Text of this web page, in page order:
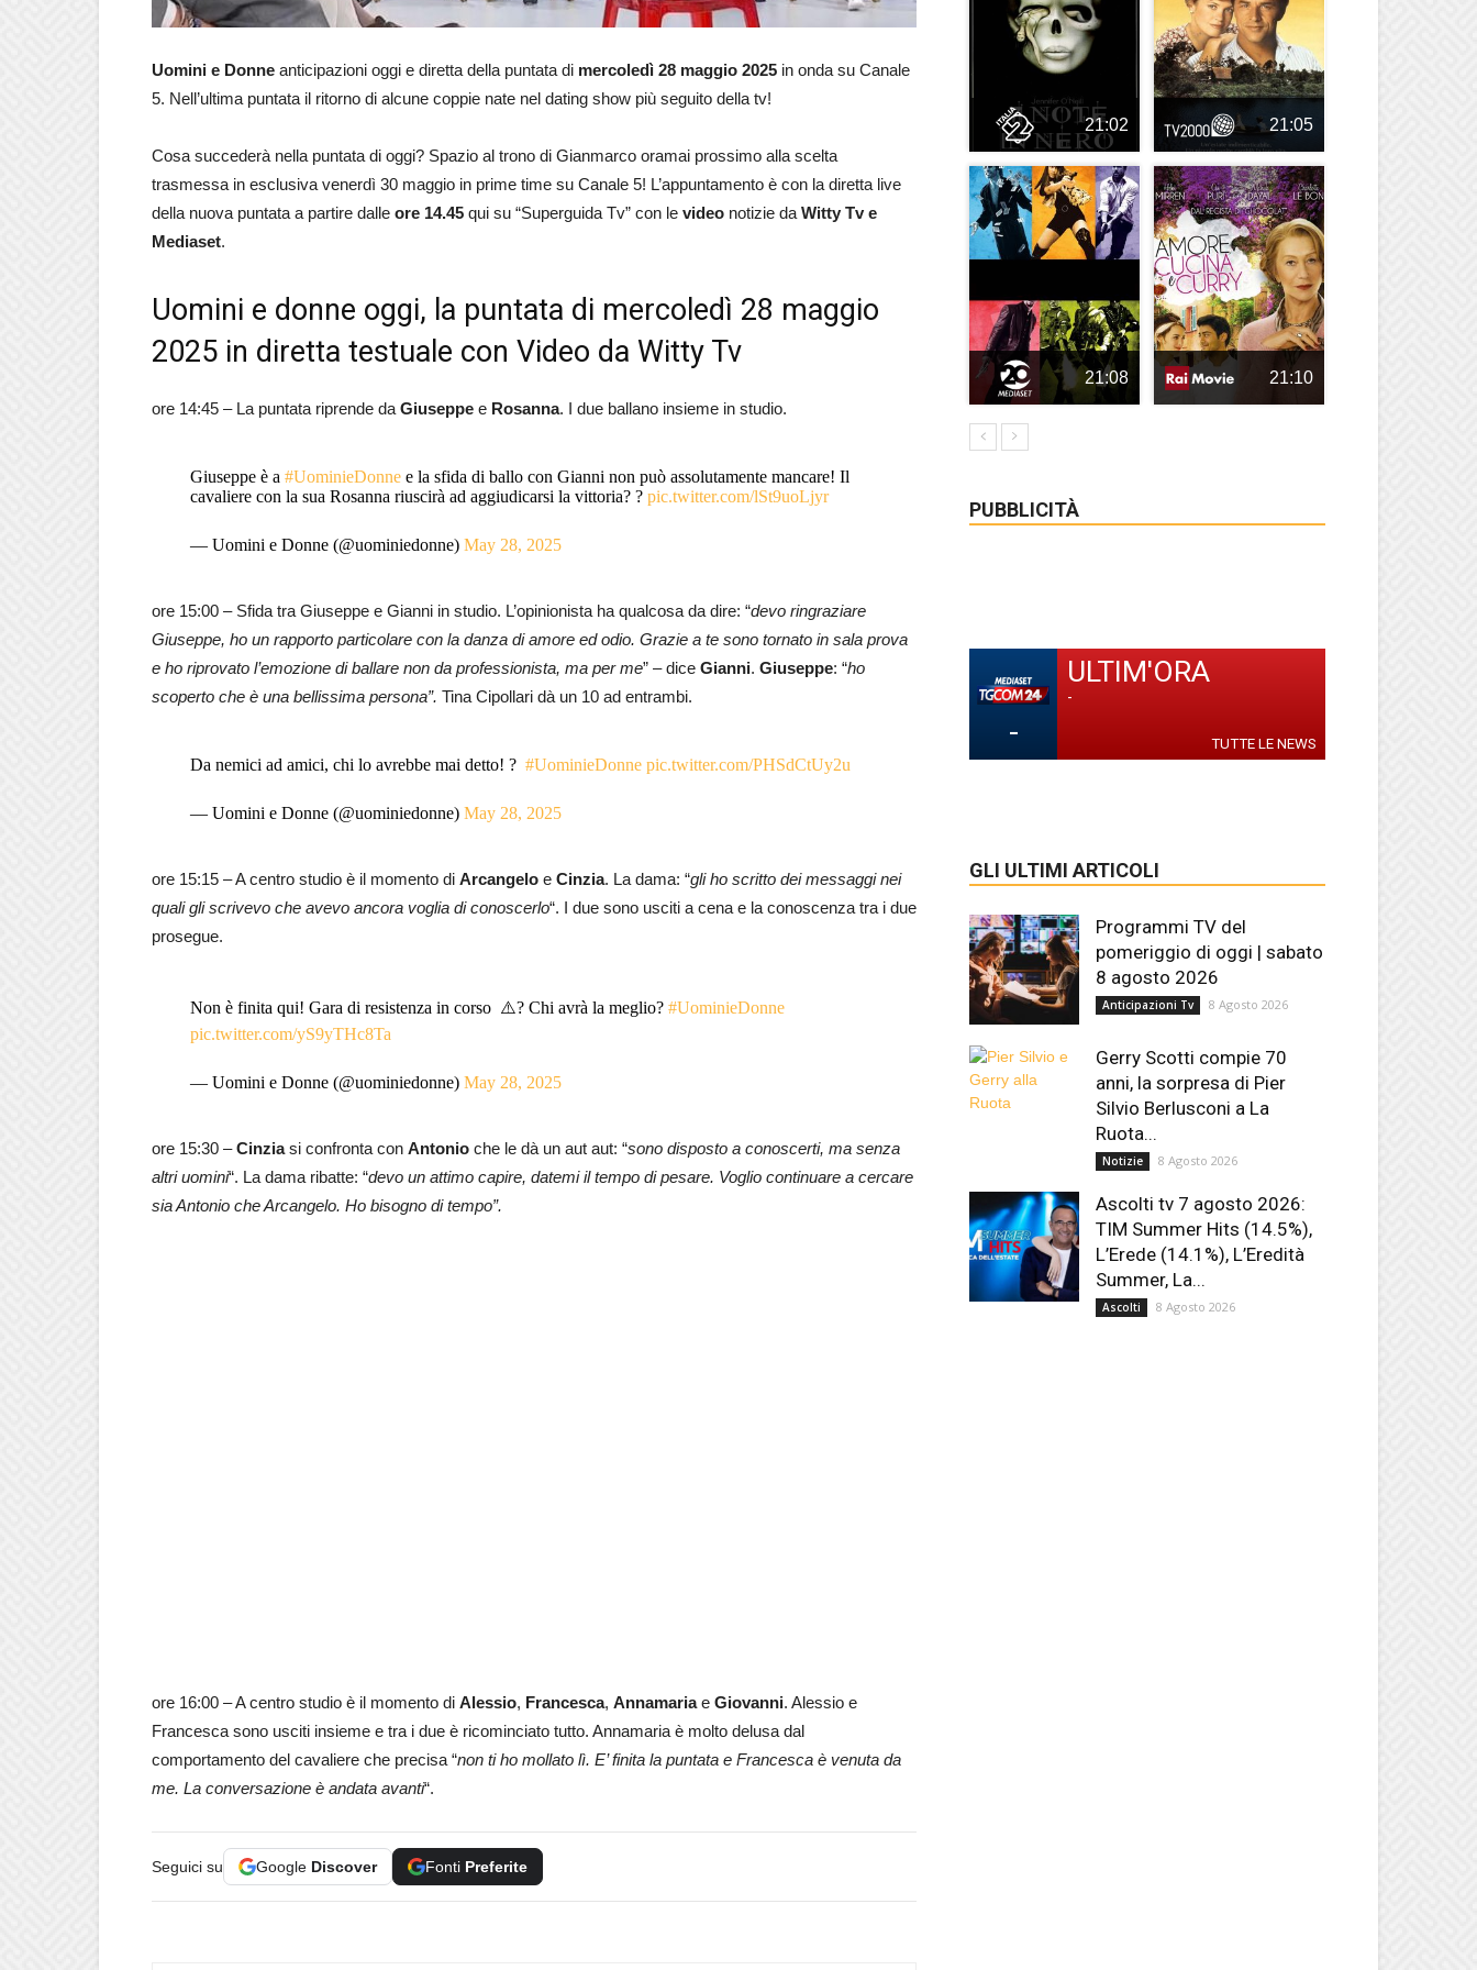
Uomini e Donne anticipazioni oggi e diretta della puntata di mercoledì 28 maggio 2025 in onda su Canale
5. Nell’ultima puntata il ritorno di alcune coppie nate nel dating show più seguito della tv!
Cosa succederà nella puntata di oggi? Spazio al trono di Gianmarco oramai prossimo alla scelta
trasmessa in esclusiva venerdì 30 maggio in prime time su Canale 5! L’appuntamento è con la diretta live
della nuova puntata a partire dalle ore 14.45 qui su “Superguida Tv” con le video notizie da Witty Tv e
Mediaset.
Uomini e donne oggi, la puntata di mercoledì 28 maggio
2025 in diretta testuale con Video da Witty Tv
ore 14:45 – La puntata riprende da Giuseppe e Rosanna. I due ballano insieme in studio.
Giuseppe è a #UominieDonnee la sfida di ballo con Gianni non può assolutamente mancare! Il
cavaliere con la sua Rosanna riuscirà ad aggiudicarsi la vittoria? ? pic.twitter.com/lSt9uoLjyr
— Uomini e Donne (@uominiedonne) May 28, 2025
ore 15:00 – Sfida tra Giuseppe e Gianni in studio. L’opinionista ha qualcosa da dire: “devo ringraziare
Giuseppe, ho un rapporto particolare con la danza di amore ed odio. Grazie a te sono tornato in sala prova
e ho riprovato l’emozione di ballare non da professionista, ma per me” – dice Gianni. Giuseppe: “ho
scoperto che è una bellissima persona”. Tina Cipollari dà un 10 ad entrambi.
Da nemici ad amici, chi lo avrebbe mai detto! ? #UominieDonne pic.twitter.com/PHSdCtUy2u
— Uomini e Donne (@uominiedonne) May 28, 2025
ore 15:15 – A centro studio è il momento di Arcangelo e Cinzia. La dama: “gli ho scritto dei messaggi nei
quali gli scrivevo che avevo ancora voglia di conoscerlo“. I due sono usciti a cena e la conoscenza tra i due
prosegue.
Non è finita qui! Gara di resistenza in corso ⚠️? Chi avrà la meglio? #UominieDonne
pic.twitter.com/yS9yTHc8Ta
— Uomini e Donne (@uominiedonne) May 28, 2025
ore 15:30 –Cinziasi confronta con Antonio che le dà un aut aut: “sono disposto a conoscerti, ma senza
altri uomini“. La dama ribatte: “devo un attimo capire, datemi il tempo di pesare. Voglio continuare a cercare
sia Antonio che Arcangelo. Ho bisogno di tempo”.
ore 16:00 – A centro studio è il momento di Alessio, Francesca, Annamariae Giovanni. Alessio e
Francesca sono usciti insieme e tra i due è ricominciato tutto. Annamaria è molto delusa dal
comportamento del cavaliere che precisa “non ti ho mollato lì. E’ finita la puntata e Francesca è venuta da
me. La conversazione è andata avanti“.
Seguici su Google Discover Fonti Preferite
21:02 21:05
21:08 21:10
PUBBLICITÀ
-
ULTIM'ORA
-
TUTTE LE NEWS
GLI ULTIMI ARTICOLI
Programmi TV del
pomeriggio di oggi | sabato
8 agosto 2026
Anticipazioni Tv 8 Agosto 2026
Gerry Scotti compie 70
anni, la sorpresa di Pier
Silvio Berlusconi a La
Ruota...
Notizie 8 Agosto 2026
Ascolti tv 7 agosto 2026:
TIM Summer Hits (14.5%),
L’Erede (14.1%), L’Eredità
Summer, La...
Ascolti 8 Agosto 2026